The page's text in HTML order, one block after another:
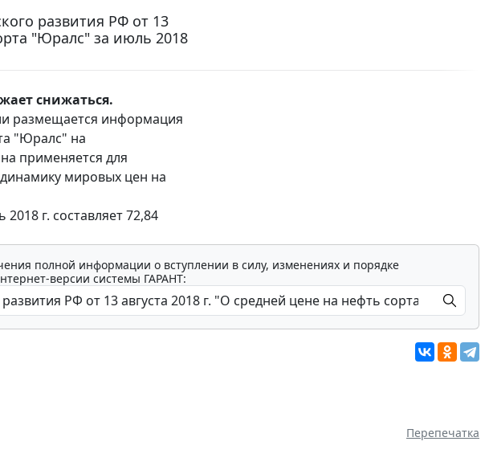
развития РФ от 13
"Юралс" за июль 2018
снижаться.
размещается информация
"Юралс" на
применяется для
мировых цен на
г. составляет 72,84
полной информации о вступлении в силу, изменениях и порядке
версии системы ГАРАНТ:
Перепечатка